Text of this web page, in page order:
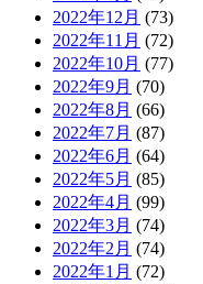
2022年12月 (73)
2022年11月 (72)
2022年10月 (77)
2022年9月 (70)
2022年8月 (66)
2022年7月 (87)
2022年6月 (64)
2022年5月 (85)
2022年4月 (99)
2022年3月 (74)
2022年2月 (74)
2022年1月 (72)